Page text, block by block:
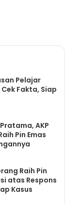
Pelajar
Fakta, Siap
AKP
Pin Emas
Raih Pin
atas Respons
Kasus